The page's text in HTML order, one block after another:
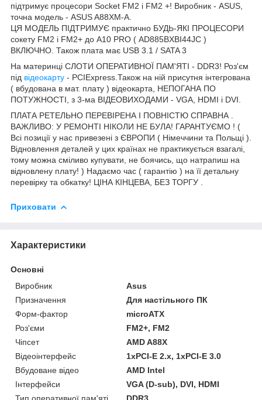
підтримує процесори Socket FM2 і FM2 +! Виробник - ASUS,
точна модель - ASUS A88XM-A.
ЦЯ МОДЕЛЬ ПІДТРИМУЄ практично БУДЬ-ЯКІ ПРОЦЕСОРИ
сокету FM2 і FM2+ до A10 PRO ( AD885BXBI44JC )
ВКЛЮЧНО. Також плата має USB 3.1 / SATA 3
На материнці СЛОТИ ОПЕРАТИВНОЇ ПАМ'ЯТІ - DDR3! Роз'єм
під відеокарту - PCIExpress.Також на ній присутня інтегрована
( вбудована в мат. плату ) відеокарта, НЕПОГАНА ПО
ПОТУЖНОСТІ, з 3-ма ВІДЕОВИХОДАМИ - VGA, HDMI і DVI.
ПЛАТА РЕТЕЛЬНО ПЕРЕВІРЕНА І ПОВНІСТЮ СПРАВНА .
ВАЖЛИВО: У РЕМОНТІ НІКОЛИ НЕ БУЛА! ГАРАНТУЄМО ! (
Всі позиції у нас привезені з ЄВРОПИ ( Німеччини та Польщі ).
Відновлення деталей у цих країнах не практикується взагалі,
тому можна сміливо купувати, не боячись, що натрапиш на
відновлену плату! ) Надаємо час ( гарантію ) на її детальну
перевірку та обкатку! ЦІНА КІНЦЕВА, БЕЗ ТОРГУ .
Приховати
Характеристики
Основні
Виробник
Asus
Призначення
Для настільного ПК
Форм-фактор
microATX
Роз'єми
FM2+, FM2
Чіпсет
AMD A88X
Відеоінтерфейс
1xPCI-E 2.x, 1xPCI-E 3.0
Вбудоване відео
AMD Intel
Інтерфейси
VGA (D-sub), DVI, HDMI
Тип оперативної пам'яті
DDR3